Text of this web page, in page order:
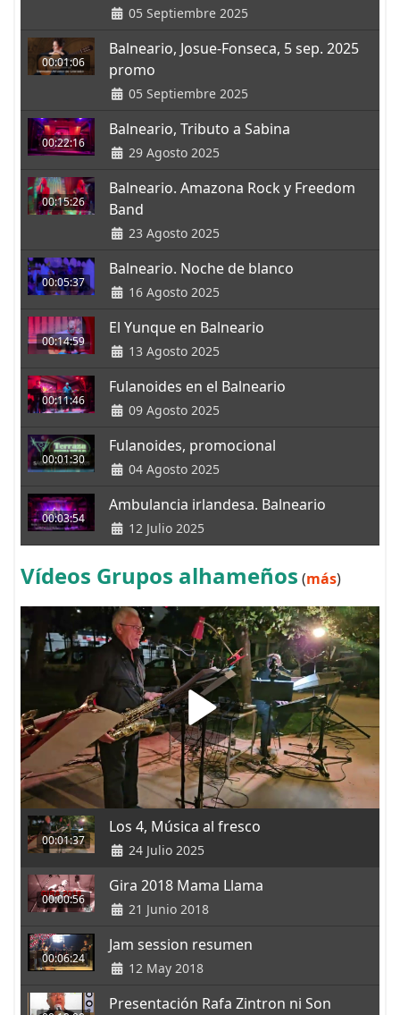
05 Septiembre 2025
00:01:06
Balneario, Josue-Fonseca, 5 sep. 2025
promo
05 Septiembre 2025
00:22:16
Balneario, Tributo a Sabina
29 Agosto 2025
00:15:26
Balneario. Amazona Rock y Freedom
Band
23 Agosto 2025
00:05:37
Balneario. Noche de blanco
16 Agosto 2025
00:14:59
El Yunque en Balneario
13 Agosto 2025
00:11:46
Fulanoides en el Balneario
09 Agosto 2025
00:01:30
Fulanoides, promocional
04 Agosto 2025
00:03:54
Ambulancia irlandesa. Balneario
12 Julio 2025
Vídeos Grupos alhameños (más)
00:01:37
Los 4, Música al fresco
24 Julio 2025
00:00:56
Gira 2018 Mama Llama
21 Junio 2018
00:06:24
Jam session resumen
12 May 2018
Presentación Rafa Zintron ni Son